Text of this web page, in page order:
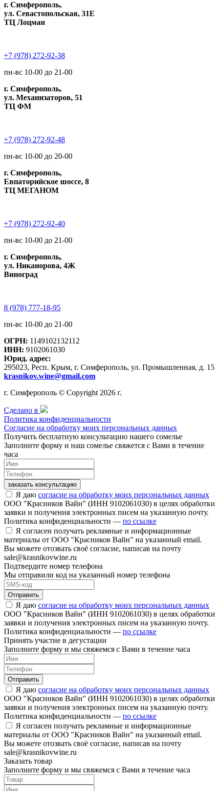
г. Симферополь,
ул. Севастопольская, 31Е
ТЦ Лоцман
+7 (978) 272-92-38
пн-вс 10-00 до 21-00
г. Симферополь,
ул. Механизаторов, 51
ТЦ ФМ
+7 (978) 272-92-48
пн-вс 10-00 до 20-00
г. Симферополь,
Евпаторийское шоссе, 8
ТЦ МЕГАНОМ
+7 (978) 272-92-40
пн-вс 10-00 до 21-00
г. Симферополь,
ул. Никанорова, 4Ж
Виноград
8 (978) 777-18-95
пн-вс 10-00 до 21-00
ОГРН: 1149102132112
ИНН: 9102061030
Юрид. адрес:
295023, Респ. Крым, г. Симферополь, ул. Промышленная, д. 15
krasnikov.wine@gmail.com
г. Симферополь © Copyright 2026 г.
Сделано в
Политика конфиденциальности
Согласие на обработку моих персональных данных
Получить бесплатную консультацию нашего сомелье
Заполните форму и наш сомелье свяжется с Вами в течение
часа
заказать консультацию
Я даю согласие на обработку моих персональных данных
ООО "Красников Вайн" (ИНН 9102061030) в целях обработки
заявки и получения электронных писем на указанную почту.
Политика конфиденциальности — по ссылке
Я согласен получать рекламные и информационные
материалы от ООО "Красников Вайн" на указанный email.
Вы можете отозвать своё согласие, написав на почту
sale@krasnikovwine.ru
Подтвердите номер телефона
Мы отправили код на указанный номер телефона
Отправить
Я даю согласие на обработку моих персональных данных
ООО "Красников Вайн" (ИНН 9102061030) в целях обработки
заявки и получения электронных писем на указанную почту.
Политика конфиденциальности — по ссылке
Принять участие в дегустации
Заполните форму и мы свяжемся с Вами в течение часа
Отправить
Я даю согласие на обработку моих персональных данных
ООО "Красников Вайн" (ИНН 9102061030) в целях обработки
заявки и получения электронных писем на указанную почту.
Политика конфиденциальности — по ссылке
Я согласен получать рекламные и информационные
материалы от ООО "Красников Вайн" на указанный email.
Вы можете отозвать своё согласие, написав на почту
sale@krasnikovwine.ru
Заказать товар
Заполните форму и мы свяжемся с Вами в течение часа